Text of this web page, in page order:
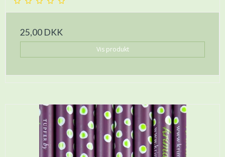
25,00 DKK
Vis produkt